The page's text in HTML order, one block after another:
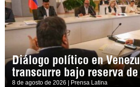
Diálogo político en
transcurre bajo reserva
8 de agosto de 2026 | Prensa Latina